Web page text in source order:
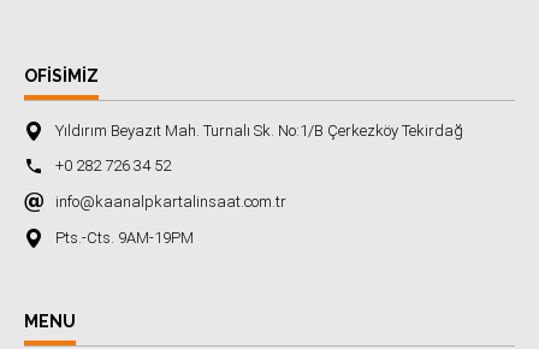
OFISIMIZ
Yıldırım Beyazıt Mah. Turnalı Sk. No:1/B Çerkezköy Tekirdağ
+0 282 726 34 52
info@kaanalpkartalinsaat.com.tr
Pts.-Cts. 9AM-19PM
MENU